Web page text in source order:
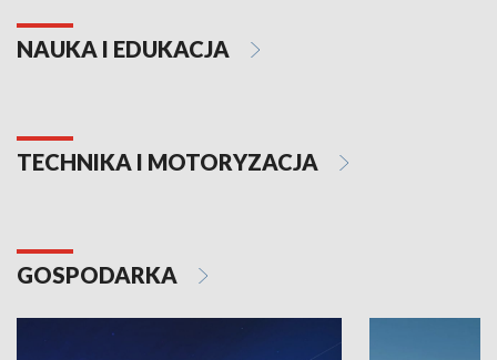
NAUKA I EDUKACJA
TECHNIKA I MOTORYZACJA
GOSPODARKA